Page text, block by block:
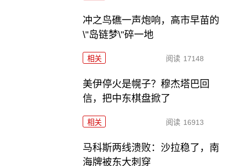
冲之鸟礁一声炮响，高市早苗的
\"岛链梦\"碎一地
相关 阅读 17148
美伊停火是幌子？穆杰塔巴回
信，把中东棋盘掀了
相关 阅读 16913
马科斯两线溃败：沙拉稳了，南
海牌被东大刺穿